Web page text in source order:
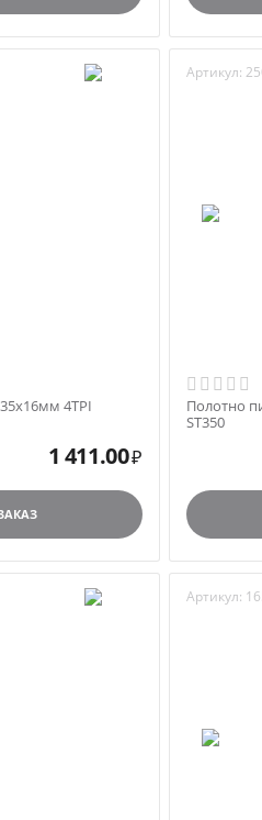
4TPI
1 411.00₽
Артикул:
Полотно
ST350
Артикул: